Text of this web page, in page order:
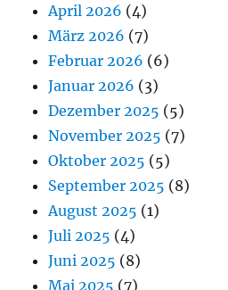
April 2026 (4)
März 2026 (7)
Februar 2026 (6)
Januar 2026 (3)
Dezember 2025 (5)
November 2025 (7)
Oktober 2025 (5)
September 2025 (8)
August 2025 (1)
Juli 2025 (4)
Juni 2025 (8)
Mai 2025 (7)